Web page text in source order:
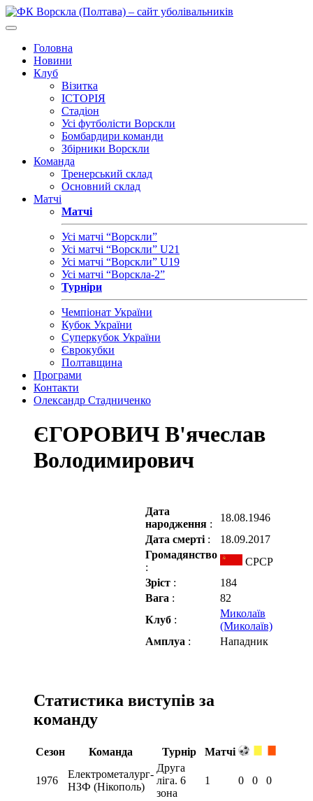
Головна
Новини
Клуб
Візитка
ІСТОРІЯ
Стадіон
Усі футболісти Ворскли
Бомбардири команди
Збірники Ворскли
Команда
Тренерський склад
Основний склад
Матчі
Матчі
Усі матчі “Ворскли”
Усі матчі “Ворскли” U21
Усі матчі “Ворскли” U19
Усі матчі “Ворскла-2”
Турніри
Чемпіонат України
Кубок України
Суперкубок України
Єврокубки
Полтавщина
Програми
Контакти
Олександр Стадниченко
ЄГОРОВИЧ В'ячеслав
Володимирович
Дата
народження :
18.08.1946
Дата смерті :
18.09.2017
Громадянство
:
СРСР
Зріст :
184
Вага :
82
Клуб :
Миколаїв
(Миколаїв)
Амплуа : Нападник
Статистика виступів за
команду
Сезон Команда Турнір Матчі
1976
Електрометалург-
НЗФ (Нікополь)
Друга
ліга. 6
зона
1 0 0 0